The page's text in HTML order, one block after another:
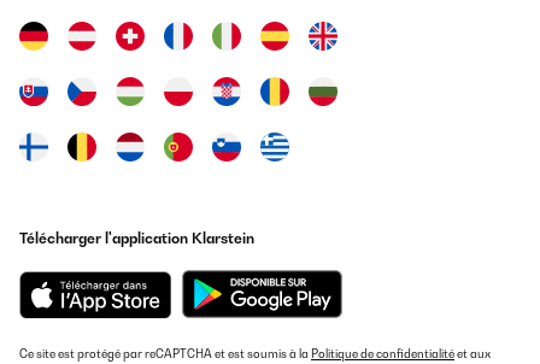
Télécharger l'application Klarstein
Ce site est protégé par reCAPTCHA et est soumis à la Politique de confidentialitéet aux